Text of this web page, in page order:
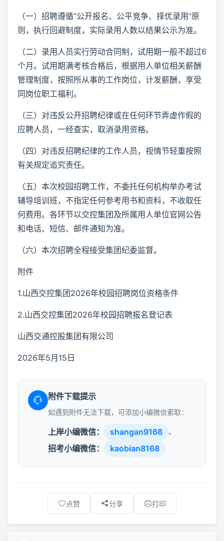
（一）招聘遵循“公开报名、公平竞争、择优录用”原
则，执行回避制度，实际录用人数以结果公示为准。
（二）录用人员实行劳动合同制，试用期一般不超过6
个月。试用期满考核合格后，根据用人单位相关薪酬
管理制度，按照所从事的工作岗位，计发薪酬，享受
同岗位职工福利。
（三）对违反公开招聘纪律或在任何环节弄虚作假的
应聘人员，一经查实，取消录用资格。
（四）对违反招聘纪律的工作人员，视情节轻重按照
有关规定追究责任。
（五）本次校园招聘工作，不委托任何机构举办考试
辅导培训班，不指定任何参考用书和资料，不收取任
何费用。各环节以交控集团及所属用人单位官网公告
和电话、短信、邮件通知为准。
（六）本次招聘全程接受集团纪委监督。
附件
1.山西交控集团2026年校园招聘岗位资格条件
2.山西交控集团2026年校园招聘报名登记表
山西交通控股集团有限公司
2026年5月15日
附件下载提示
如遇到附件无法下载，可添加小编微信索取：
上岸小编微信： shangan9168 、
招考小编微信： kaobian8168
点赞 分享 打印